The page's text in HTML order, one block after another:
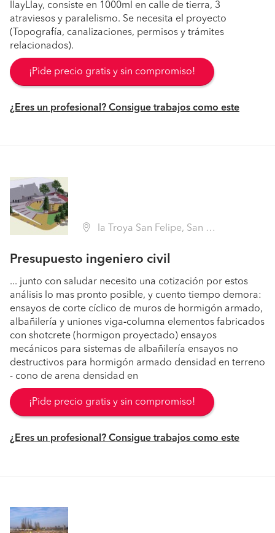
llayLlay, consiste en 1000ml en calle de tierra, 3
atraviesos y paralelismo. Se necesita el proyecto
(Topografía, canalizaciones, permisos y trámites
relacionados).
¡Pide precio gratis y sin compromiso!
¿Eres un profesional? Consigue trabajos como este
la Troya San Felipe, San Felipe (Región V Valparaíso - San Felipe de Aconcagua)
Presupuesto ingeniero civil
... junto con saludar necesito una cotización por estos
análisis lo mas pronto posible, y cuento tiempo demora:
ensayos de corte cíclico de muros de hormigón armado,
albañilería y uniones viga-columna elementos fabricados
con shotcrete (hormigon proyectado) ensayos
mecánicos para sistemas de albañilería ensayos no
destructivos para hormigón armado densidad en terreno
- cono de arena densidad en
¡Pide precio gratis y sin compromiso!
¿Eres un profesional? Consigue trabajos como este